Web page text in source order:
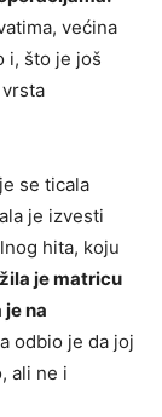
većina
i, što je još
se ticala
je izvesti
hita, koju
je matricu
na
odbio je da joj
ali ne i